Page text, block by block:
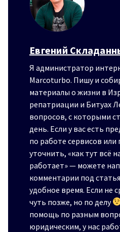
Евгений
Я администратор
Marcoturbo. Пишу и
материалы о жизни в
репатриации и Битуах
вопросов, с которыми
день. Если у вас есть
по работе сервисов или
уточнить, «как тут всё
работает» — можете
комментарии под
удобное время. Если не
чуть позже, но по делу
помощь по разным
юридическим, у нас